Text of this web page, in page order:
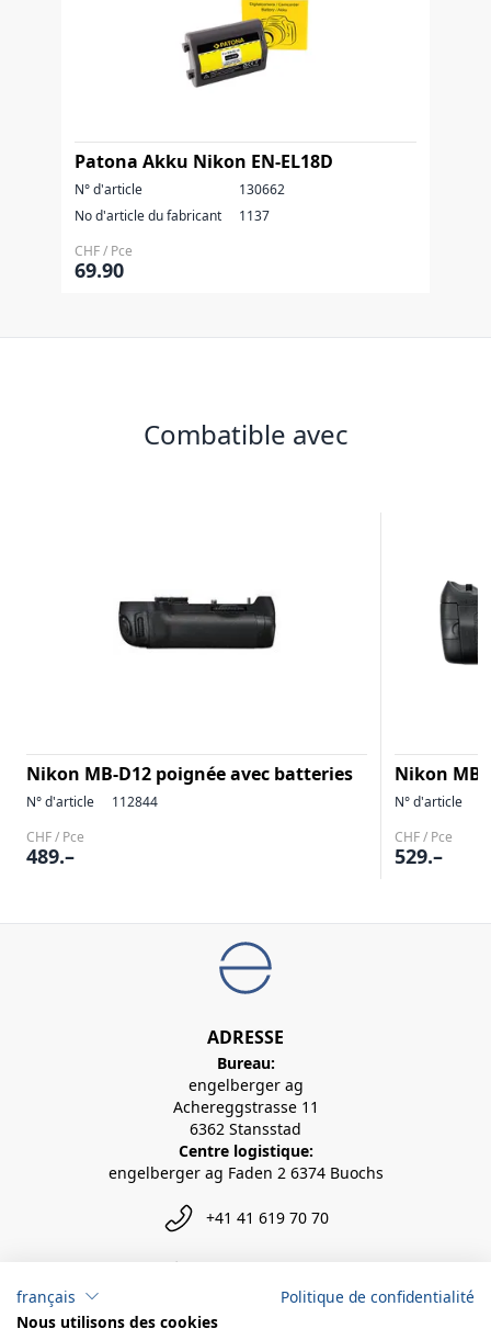
Patona Akku Nikon EN-EL18D
N° d'article
130662
No d'article du fabricant
1137
CHF / Pce
69.90
Combatible avec
Nikon MB-D12 poignée avec batteries
N° d'article
112844
CHF / Pce
489.–
Nikon
N° d'article
CHF / Pce
529.–
ADRESSE
Bureau:
engelberger ag
Achereggstrasse 11
6362 Stansstad
Centre logistique:
engelberger ag Faden 2 6374 Buochs
+41 41 619 70 70
français
Politique de confidentialité
Nous utilisons des cookies